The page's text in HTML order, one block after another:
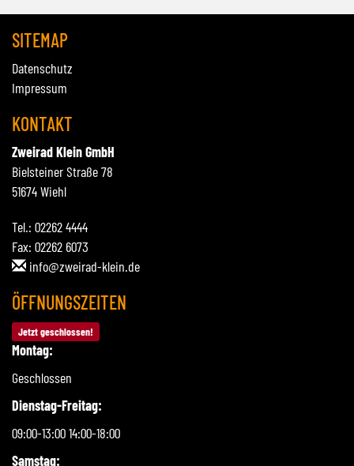
SITEMAP
Datenschutz
Impressum
KONTAKT
Zweirad Klein GmbH
Bielsteiner Straße 78
51674 Wiehl
Tel.: 02262 4444
Fax: 02262 6073
info@zweirad-klein.de
ÖFFNUNGSZEITEN
Jetzt geschlossen!
Montag:
Geschlossen
Dienstag-Freitag:
09:00-13:00 14:00-18:00
Samstag: